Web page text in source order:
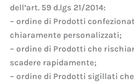
dell’art. 59 d.lgs 21/2014:
– ordine di Prodotti
chiaramente personalizzati;
– ordine di Prodotti che
scadere rapidamente;
– ordine di Prodotti sigillati